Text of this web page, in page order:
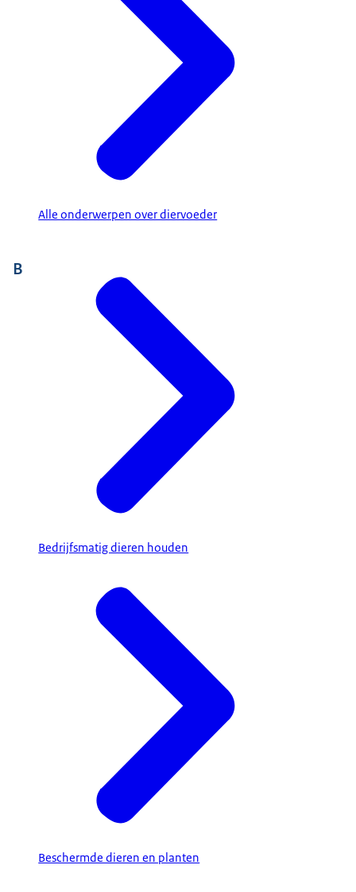
Alle onderwerpen over diervoeder
B
Bedrijfsmatig dieren houden
Beschermde dieren en planten